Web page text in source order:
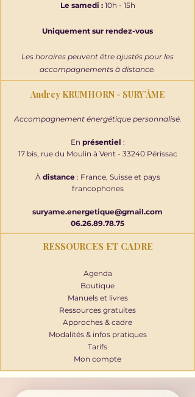
Le samedi :10h - 15h
Uniquement sur rendez-vous
Les horaires peuvent être ajustés pour les
accompagnements à distance.
Audrey KRUMHORN - SURY’ÂME
Accompagnement énergétique personnalisé.
En présentiel :
17 bis, rue du Moulin à Vent - 33240 Périssac
À distance : France, Suisse et pays
francophones
suryame.energetique@gmail.com
06.26.89.78.75
RESSOURCES ET CADRE
Agenda
Boutique
Manuels et livres
Ressources gratuites
Approches & cadre
Modalités & infos pratiques
Tarifs
Mon compte